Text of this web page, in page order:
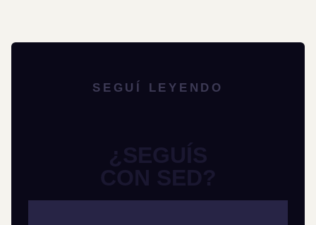
SEGUÍ LEYENDO
¿SEGUÍS
CON SED?